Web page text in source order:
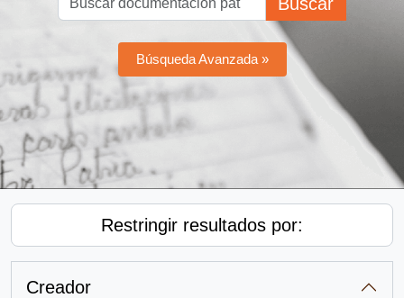
Búsqueda Avanzada »
Restringir resultados por:
Creador